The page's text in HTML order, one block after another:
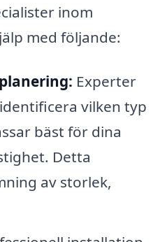
inom
med följande:
Experter
vilken typ
bäst för dina
Detta
av storlek,